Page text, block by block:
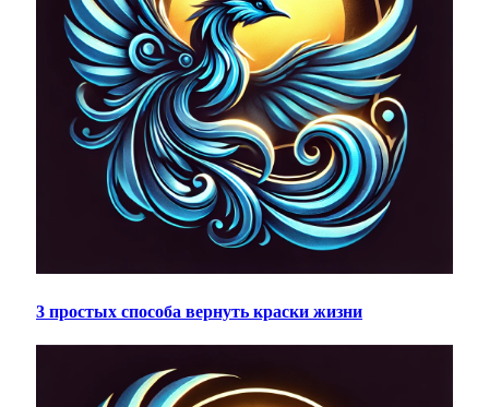
3 простых способа вернуть краски жизни